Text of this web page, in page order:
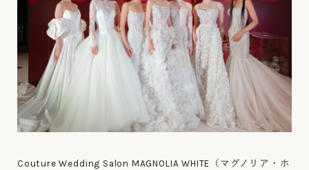
Couture Wedding Salon MAGNOLIA WHITE（マグノリア・ホ